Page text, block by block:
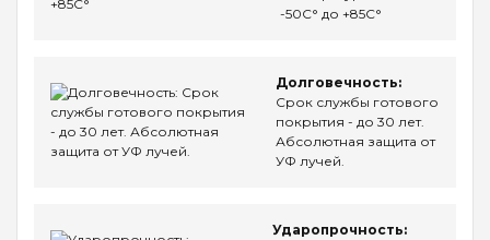
-50С° до +85С°
Долговечность:
Срок службы готового
покрытия - до 30 лет.
Абсолютная защита от
УФ лучей.
Ударопрочность: